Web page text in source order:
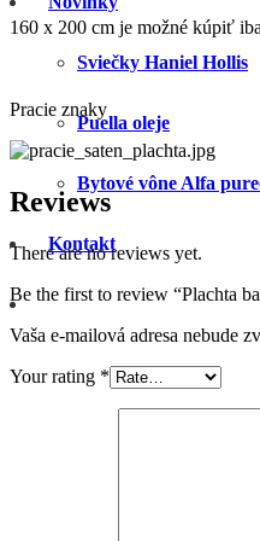
Sviečky Haniel Hollis
Puella oleje
Bytové vône Alfa
Kontakt
160 x 200 cm je možné kúpiť
Pracie znaky
Reviews
There are no reviews yet.
Be the first to review “Plachta
Vaša e-mailová adresa nebude
Your rating *